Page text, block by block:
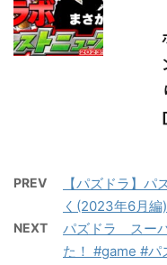
PREV
【パズドラ】
く(2023年6月編)
NEXT
パズドラ スー
た！ #game #パ